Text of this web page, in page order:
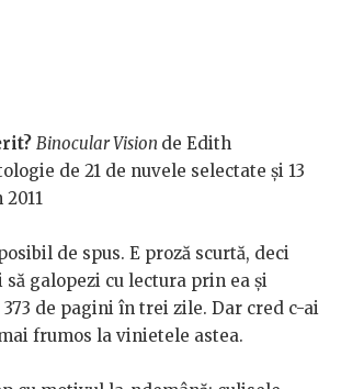
Binocular Vision de Edith
de 21 de nuvele selectate și 13
de spus. E proză scurtă, deci
să galopezi cu lectura prin ea și
373 de pagini în trei zile. Dar cred c-ai
frumos la vinietele astea.